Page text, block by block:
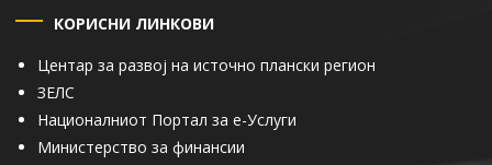
КОРИСНИ ЛИНКОВИ
Центар за развој на источно плански регион
ЗЕЛС
Националниот Портал за е-Услуги
Министерство за финансии